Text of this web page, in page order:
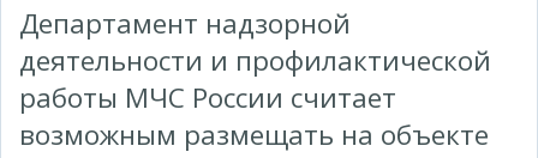
Департамент надзорной
деятельности и профилактической
работы МЧС России считает
возможным размещать на объекте